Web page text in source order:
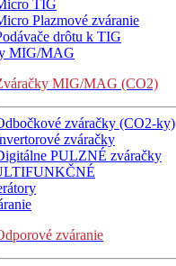
TIG
Plazmové zváranie
drôtu k TIG
MIG/MAG
MIG/MAG (CO2)
zváračky (CO2-ky)
zváračky
PULZNÉ zváračky
zváranie